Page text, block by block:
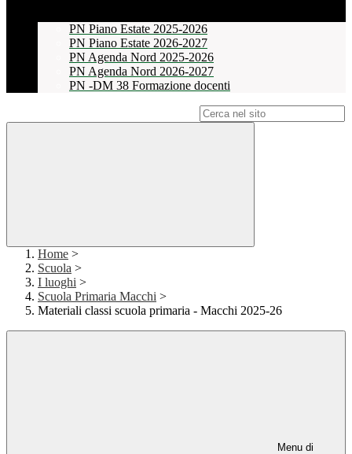
PN Piano Estate 2025-2026
PN Piano Estate 2026-2027
PN Agenda Nord 2025-2026
PN Agenda Nord 2026-2027
PN -DM 38 Formazione docenti
Home >
Scuola >
I luoghi >
Scuola Primaria Macchi >
Materiali classi scuola primaria - Macchi 2025-26
Menu di